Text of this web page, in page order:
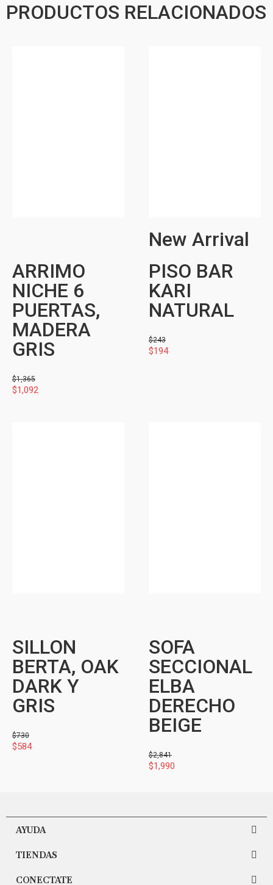
PRODUCTOS RELACIONADOS
ARRIMO
NICHE 6
PUERTAS,
MADERA
GRIS
$1,365
$1,092
New Arrival
PISO BAR
KARI
NATURAL
$243
$194
SILLON
BERTA, OAK
DARK Y
GRIS
$730
$584
SOFA
SECCIONAL
ELBA
DERECHO
BEIGE
$2,841
$1,990
AYUDA
TIENDAS
CONECTATE